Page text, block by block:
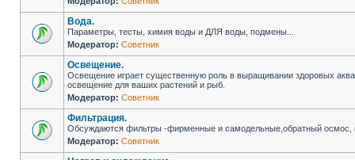
Вода.
Параметры, тесты, химия воды и ДЛЯ воды, подмены...
Модератор: Советник
Освещение.
Освещение играет существенную роль в выращивании здоровых
освещение для ваших растений и рыб.
Модератор: Советник
Фильтрация.
Обсуждаются фильтры -фирменные и самодельные,обратный осмос,
Модератор: Советник